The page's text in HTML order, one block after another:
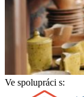
Ve spolupráci s: